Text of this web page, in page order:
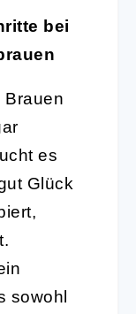
bei
Brauen
es
Glück
sowohl